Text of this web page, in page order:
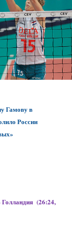
Гамову в
России
(26:24,